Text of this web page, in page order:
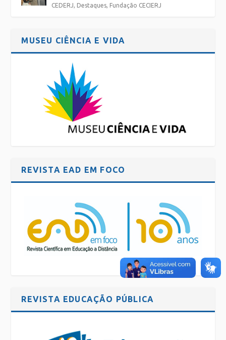
CEDERJ, Destaques, Fundação CECIERJ
MUSEU CIÊNCIA E VIDA
REVISTA EAD EM FOCO
REVISTA EDUCAÇÃO PÚBLICA